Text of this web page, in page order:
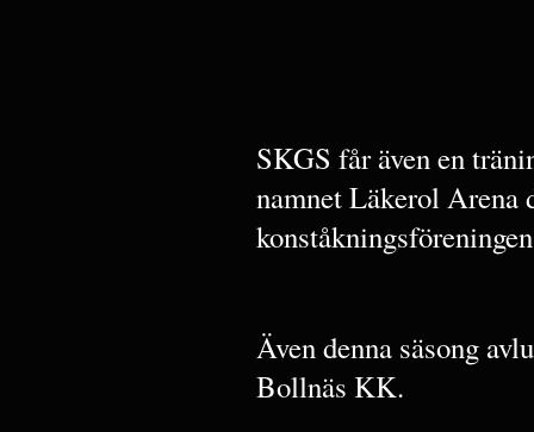
SKGS får även en
namnet Läkerol Arena
Även denna säsong
Bollnäs KK.